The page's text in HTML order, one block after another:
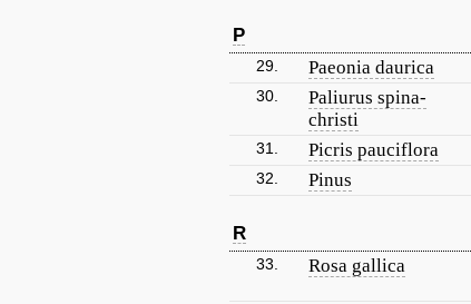
P
29. Paeonia daurica
30.
Paliurus spina-
christi
31. Picris pauciflora
32.
Pinus
R
33. Rosa gallica